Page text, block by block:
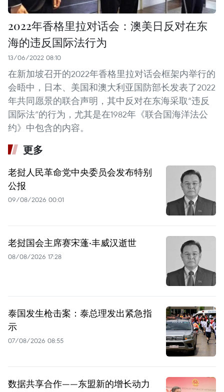
2022年香格里拉对话会：澳美日反对在东
海的违反国际法行为
13/06/2022 08:10
在新加坡召开的2022年香格里拉对话会框架内举行的
会晤中，日本、美国和澳大利亚国防部长发表了2022
年共同愿景的联合声明，其中反对在东海采取“违反
国际法”的行为，尤其是在1982年《联合国海洋法公
约》中包含的内容。
更多
老挝人民革命党中央委员会发布特别
公报
09/08/2026 00:01
老挝国会主席赛宋蓬·丰威汉逝世
08/08/2026 17:28
泰国发生枪击案：泰总理发出紧急指
示
07/08/2026 08:55
数据共享合作——东盟新的增长动力